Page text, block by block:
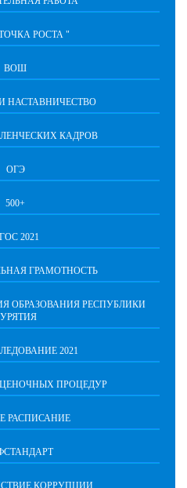
РОСТА "
ВОШ
НАСТАВНИЧЕСТВО
КАДРОВ
ОГЭ
500+
2021
ГРАМОТНОСТЬ
ОБРАЗОВАНИЯ РЕСПУБЛИКИ
2021
ПРОЦЕДУР
РАСПИСАНИЕ
КОРРУПЦИИ